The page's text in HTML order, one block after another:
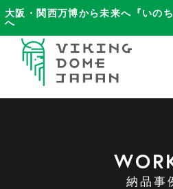
大阪・関西万博から未来へ『いの
へ
納品事